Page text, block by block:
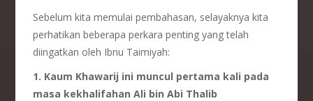
Sebelum kita memulai pembahasan, selayaknya kita
perhatikan beberapa perkara penting yang telah
diingatkan oleh Ibnu Taimiyah:
1. Kaum Khawarij ini muncul pertama kali pada
masa kekhalifahan Ali bin Abi Thalib